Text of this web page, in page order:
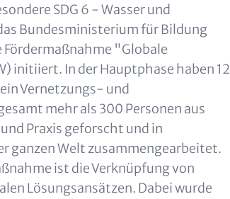
SDG 6 - Wasser und
Bundesministerium für Bildung
Fördermaßnahme "Globale
initiiert. In der Hauptphase haben 12
Vernetzungs- und
mehr als 300 Personen aus
Praxis geforscht und in
ganzen Welt zusammengearbeitet.
ist die Verknüpfung von
Lösungsansätzen. Dabei wurde